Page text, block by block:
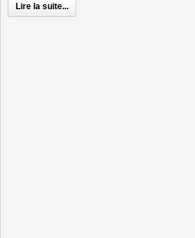
Lire la suite...